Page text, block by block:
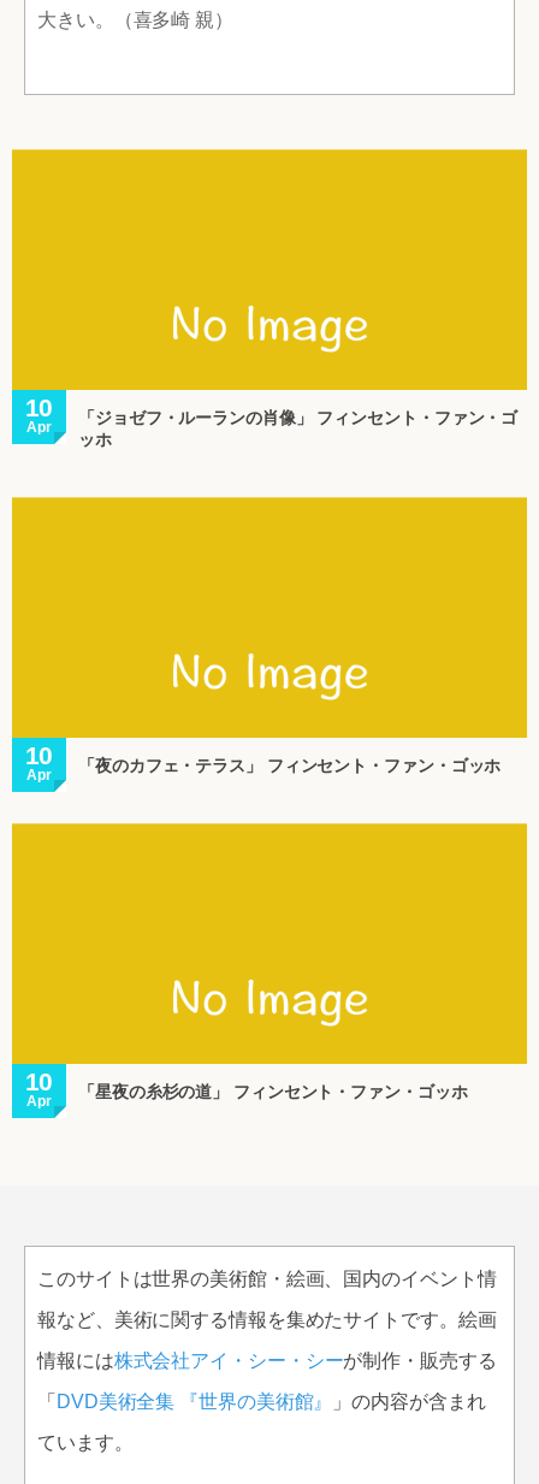
大きい。（喜多崎 親）
10
Apr
「ジョゼフ・ルーランの肖像」 フィンセント・ファン・ゴ
ッホ
10
Apr 「夜のカフェ・テラス」 フィンセント・ファン・ゴッホ
10
Apr 「星夜の糸杉の道」 フィンセント・ファン・ゴッホ
このサイトは世界の美術館・絵画、国内のイベント情
報など、美術に関する情報を集めたサイトです。絵画
情報には株式会社アイ・シー・シーが制作・販売する
「 DVD美術全集 『世界の美術館』
」の内容が含まれ
ています。